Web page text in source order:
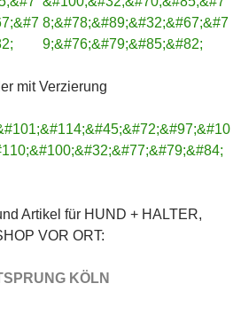
mit Verzierung
Artikel für HUND + HALTER,
VOR ORT:
KÖLN